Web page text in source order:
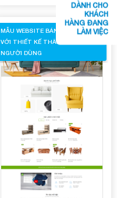
MẪU WEBSITE BÁN NỘI THẤT
VỚI THIẾT KẾ THÂN THIỆN VỚI
NGƯỜI DÙNG
DÀNH CHO
KHÁCH
HÀNG ĐANG
LÀM VIỆC